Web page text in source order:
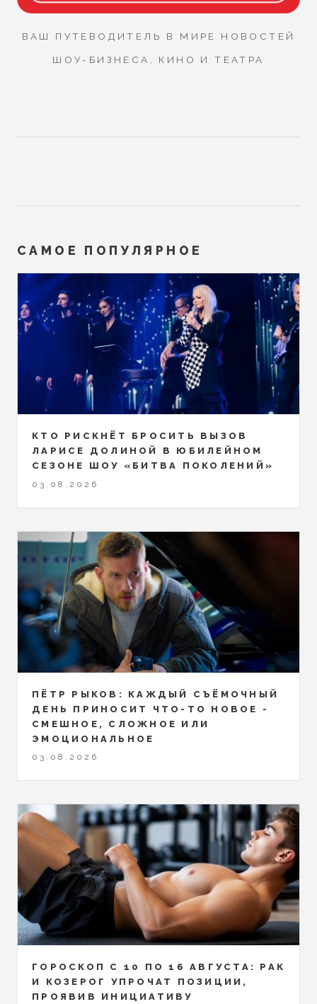
ВАШ ПУТЕВОДИТЕЛЬ В МИРЕ НОВОСТЕЙ
ШОУ-БИЗНЕСА, КИНО И ТЕАТРА
САМОЕ ПОПУЛЯРНОЕ
КТО РИСКНЁТ БРОСИТЬ ВЫЗОВ
ЛАРИСЕ ДОЛИНОЙ В ЮБИЛЕЙНОМ
СЕЗОНЕ ШОУ «БИТВА ПОКОЛЕНИЙ»
03.08.2026
ПЁТР РЫКОВ: КАЖДЫЙ СЪЁМОЧНЫЙ
ДЕНЬ ПРИНОСИТ ЧТО-ТО НОВОЕ -
СМЕШНОЕ, СЛОЖНОЕ ИЛИ
ЭМОЦИОНАЛЬНОЕ
03.08.2026
ГОРОСКОП С 10 ПО 16 АВГУСТА: РАК
И КОЗЕРОГ УПРОЧАТ ПОЗИЦИИ,
ПРОЯВИВ ИНИЦИАТИВУ